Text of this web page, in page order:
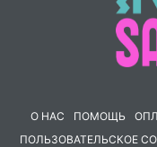
О НАС ПОМОЩЬ
ПОЛЬЗОВАТЕЛЬСКОЕ